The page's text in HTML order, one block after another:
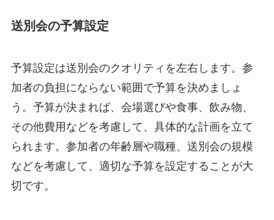
送別会の予算設定
予算設定は送別会のクオリティを左右します。参
加者の負担にならない範囲で予算を決めましょ
う。予算が決まれば、会場選びや食事、飲み物、
その他費用などを考慮して、具体的な計画を立て
られます。参加者の年齢層や職種、送別会の規模
などを考慮して、適切な予算を設定することが大
切です。